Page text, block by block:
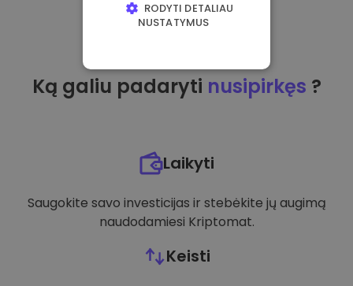
Ką galiu padaryti nusipirkęs ?
Laikyti
Saugokite savo investicijas ir stebėkite jų augimą
naudodamiesi Kriptomat.
Keisti
RODYTI DETALIAU
NUSTATYMUS
VEIKIMĄ GERINANTYS